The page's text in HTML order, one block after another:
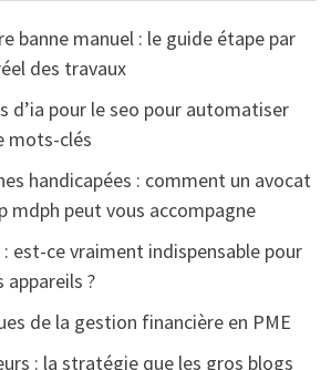
banne manuel : le guide étape par
des travaux
d’ia pour le seo pour automatiser
mots-clés
handicapées : comment un avocat
mdph peut vous accompagne
: est-ce vraiment indispensable pour
?
de la gestion financière en PME
: la stratégie que les gros blogs